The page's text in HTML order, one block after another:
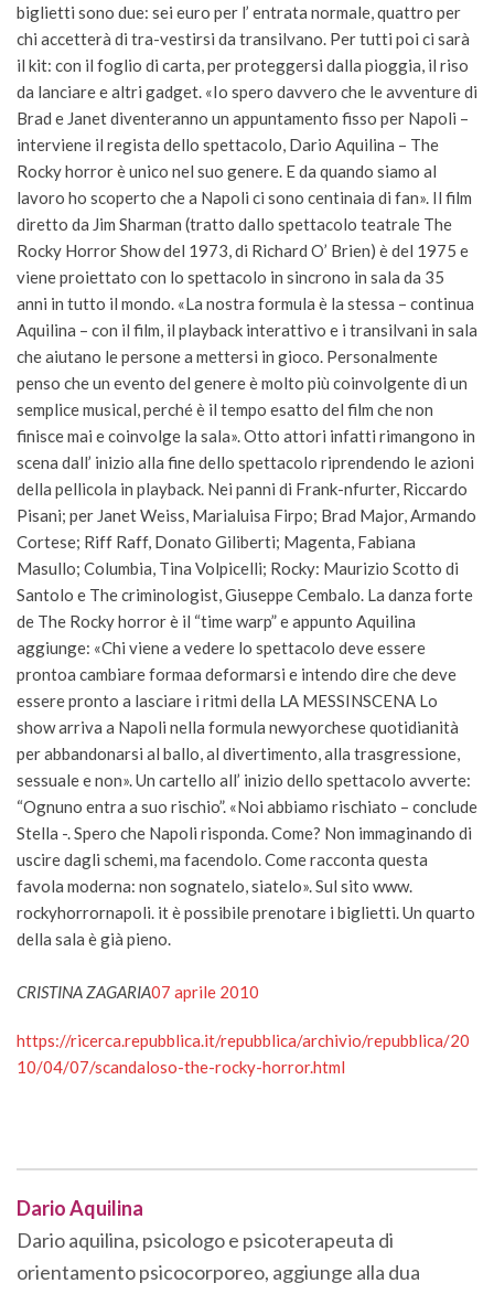
biglietti sono due: sei euro per l’ entrata normale, quattro per
chi accetterà di tra-vestirsi da transilvano. Per tutti poi ci sarà
il kit: con il foglio di carta, per proteggersi dalla pioggia, il riso
da lanciare e altri gadget. «Io spero davvero che le avventure di
Brad e Janet diventeranno un appuntamento fisso per Napoli –
interviene il regista dello spettacolo, Dario Aquilina – The
Rocky horror è unico nel suo genere. E da quando siamo al
lavoro ho scoperto che a Napoli ci sono centinaia di fan». Il film
diretto da Jim Sharman (tratto dallo spettacolo teatrale The
Rocky Horror Show del 1973, di Richard O’ Brien) è del 1975 e
viene proiettato con lo spettacolo in sincrono in sala da 35
anni in tutto il mondo. «La nostra formula è la stessa – continua
Aquilina – con il film, il playback interattivo e i transilvani in sala
che aiutano le persone a mettersi in gioco. Personalmente
penso che un evento del genere è molto più coinvolgente di un
semplice musical, perché è il tempo esatto del film che non
finisce mai e coinvolge la sala». Otto attori infatti rimangono in
scena dall’ inizio alla fine dello spettacolo riprendendo le azioni
della pellicola in playback. Nei panni di Frank-nfurter, Riccardo
Pisani; per Janet Weiss, Marialuisa Firpo; Brad Major, Armando
Cortese; Riff Raff, Donato Giliberti; Magenta, Fabiana
Masullo; Columbia, Tina Volpicelli; Rocky: Maurizio Scotto di
Santolo e The criminologist, Giuseppe Cembalo. La danza forte
de The Rocky horror è il “time warp” e appunto Aquilina
aggiunge: «Chi viene a vedere lo spettacolo deve essere
prontoa cambiare formaa deformarsi e intendo dire che deve
essere pronto a lasciare i ritmi della LA MESSINSCENA Lo
show arriva a Napoli nella formula newyorchese quotidianità
per abbandonarsi al ballo, al divertimento, alla trasgressione,
sessuale e non». Un cartello all’ inizio dello spettacolo avverte:
“Ognuno entra a suo rischio”. «Noi abbiamo rischiato – conclude
Stella -. Spero che Napoli risponda. Come? Non immaginando di
uscire dagli schemi, ma facendolo. Come racconta questa
favola moderna: non sognatelo, siatelo». Sul sito www.
rockyhorrornapoli. it è possibile prenotare i biglietti. Un quarto
della sala è già pieno.
CRISTINA ZAGARIA07 aprile 2010
https://ricerca.repubblica.it/repubblica/archivio/repubblica/20
10/04/07/scandaloso-the-rocky-horror.html
Dario Aquilina
Dario aquilina, psicologo e psicoterapeuta di
orientamento psicocorporeo, aggiunge alla dua